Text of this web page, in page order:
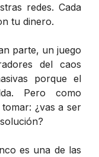
redes. Cada
tu dinero.
parte, un juego
del caos
porque el
Pero como
¿vas a ser
es una de las